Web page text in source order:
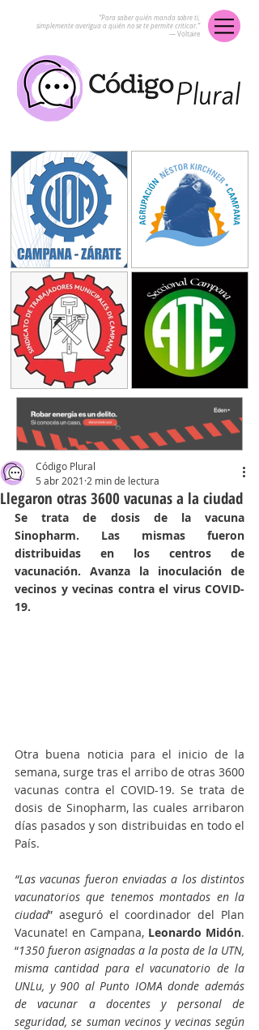
“Para saber quién manda sobre ti,
simplemente averigua a quién no se te permite criticar.”
― Voltaire
Llegaron otras 3600 vacunas a la ciudad
Código Plural
5 abr 2021 2 min de lectura
Se trata de dosis de la vacuna
Sinopharm. Las mismas fueron
distribuidas en los centros de
vacunación. Avanza la inoculación de
vecinos y vecinas contra el virus COVID-
19.
Otra buena noticia para el inicio de la
semana, surge tras el arribo de otras 3600
vacunas contra el COVID-19. Se trata de
dosis de Sinopharm, las cuales arribaron
días pasados y son distribuidas en todo el
País.
“Las vacunas fueron enviadas a los distintos
vacunatorios que tenemos montados en la
ciudad” aseguró el coordinador del Plan
Vacunate! en Campana, Leonardo Midón.
“1350 fueron asignadas a la posta de la UTN,
misma cantidad para el vacunatorio de la
UNLu, y 900 al Punto IOMA donde además
de vacunar a docentes y personal de
seguridad, se suman vecinos y vecinas según